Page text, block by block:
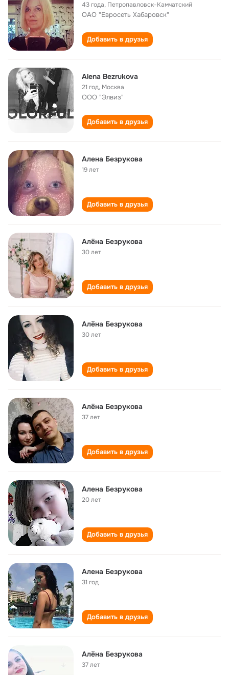
43 года, Петропавловск-Камчатский
ОАО "Евросеть Хабаровск"
Добавить в друзья
Alena Bezrukova
21 год, Москва
ООО "Элвиз"
Добавить в друзья
Алена Безрукова
19 лет
Добавить в друзья
Алёна Безрукова
30 лет
Добавить в друзья
Алёна Безрукова
30 лет
Добавить в друзья
Алёна Безрукова
37 лет
Добавить в друзья
Алена Безрукова
20 лет
Добавить в друзья
Алена Безрукова
31 год
Добавить в друзья
Алёна Безрукова
37 лет